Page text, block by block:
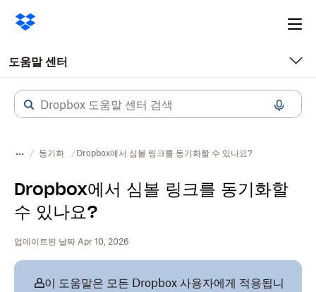
도움말 센터
동기화 Dropbox에서 심볼 링크를 동기화할 수 있나요?
Dropbox에서 심볼 링크를 동기화할
수 있나요?
업데이트된 날짜 Apr 10, 2026
이 도움말은 모든 Dropbox 사용자에게 적용됩니